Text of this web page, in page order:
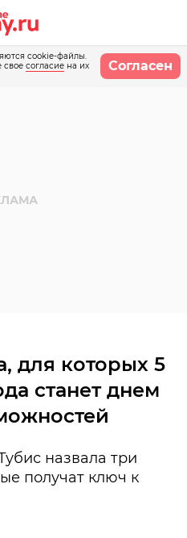
cookie-файлы.
свое согласие на их
Согласен
для которых 5
станет днем
назвала три
получат ключ к